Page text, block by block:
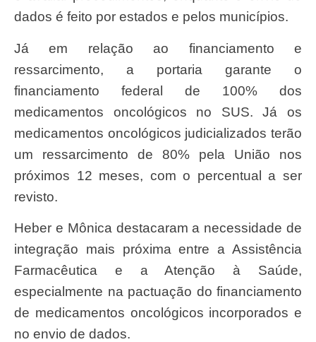
dados é feito por estados e pelos municípios.
Já em relação ao financiamento e
ressarcimento, a portaria garante o
financiamento federal de 100% dos
medicamentos oncológicos no SUS. Já os
medicamentos oncológicos judicializados terão
um ressarcimento de 80% pela União nos
próximos 12 meses, com o percentual a ser
revisto.
Heber e Mônica destacaram a necessidade de
integração mais próxima entre a Assistência
Farmacêutica e a Atenção à Saúde,
especialmente na pactuação do financiamento
de medicamentos oncológicos incorporados e
no envio de dados.